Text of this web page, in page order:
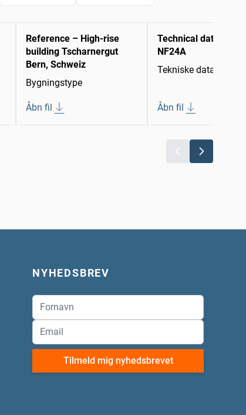
Reference – High-rise
building Tscharnergut
Bern, Schweiz
Bygningstype
Åbn fil
Technical data
NF24A
Tekniske datablade
Åbn fil
NYHEDSBREV
Tilmeld mig nyhedsbrevet